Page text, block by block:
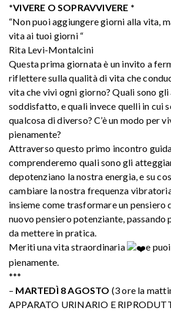
*VIVERE O SOPRAVVIVERE *
“Non puoi aggiungere giorni alla vita,
vita ai tuoi giorni “
Rita Levi-Montalcini
Questa prima giornata è un invito a
riflettere sulla qualità di vita che
vita che vivi ogni giorno? Quali sono
soddisfatto, e quali invece quelli in cui
qualcosa di diverso? C’è un modo per
pienamente?
Attraverso questo primo incontro
comprenderemo quali sono gli
depotenziano la nostra energia, e su
cambiare la nostra frequenza
insieme come trasformare un pensiero
nuovo pensiero potenziante, passando
da mettere in pratica.
Meriti una vita straordinaria
e
pienamente.
***
– MARTEDÌ 8 AGOSTO (3 ore la
APPARATO URINARIO E